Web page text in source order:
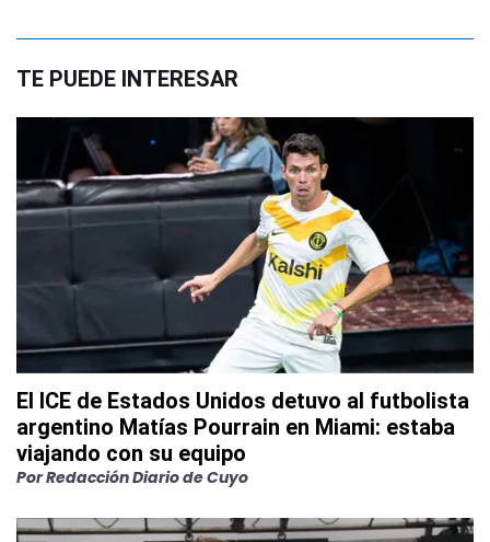
TE PUEDE INTERESAR
El ICE de Estados Unidos detuvo al futbolista
argentino Matías Pourrain en Miami: estaba
viajando con su equipo
PorRedacción Diario de Cuyo